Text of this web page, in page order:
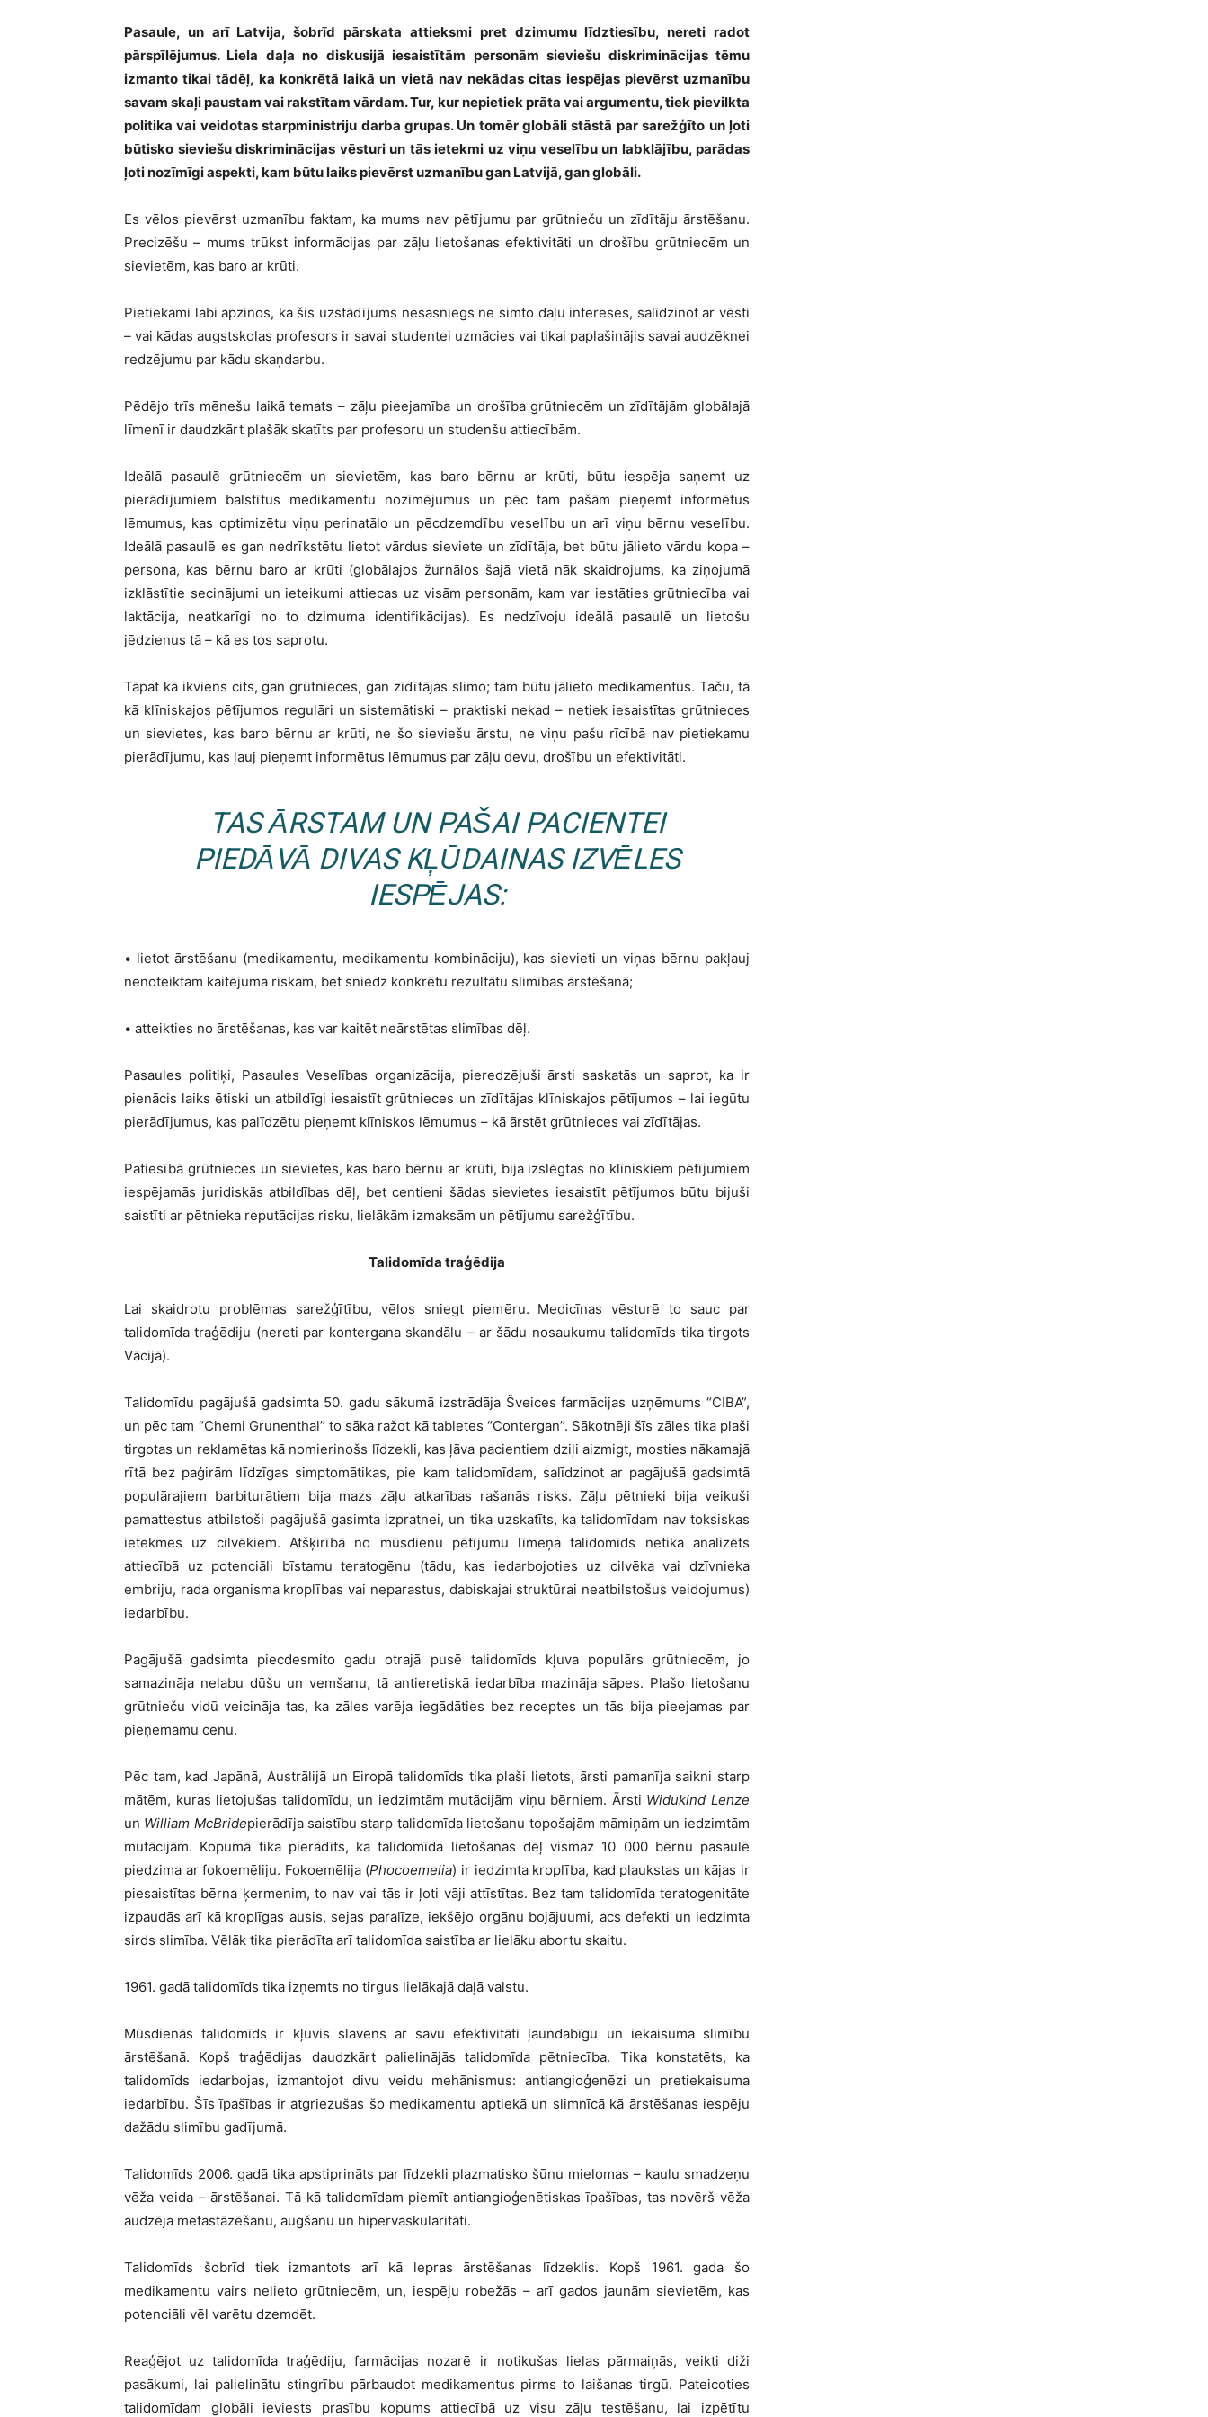
Pasaule, un arī Latvija, šobrīd pārskata attieksmi pret dzimumu līdztiesību, nereti radot
pārspīlējumus. Liela daļa no diskusijā iesaistītām personām sieviešu diskriminācijas tēmu
izmanto tikai tādēļ, ka konkrētā laikā un vietā nav nekādas citas iespējas pievērst uzmanību
savam skaļi paustam vai rakstītam vārdam. Tur, kur nepietiek prāta vai argumentu, tiek pievilkta
politika vai veidotas starpministriju darba grupas. Un tomēr globāli stāstā par sarežģīto unļoti
būtisko sieviešu diskriminācijas vēsturi un tās ietekmi uz viņu veselību un labklājību, parādas
ļoti nozīmīgi aspekti, kam būtu laiks pievērst uzmanību gan Latvijā, gan globāli.
Es vēlos pievērst uzmanību faktam, ka mums nav pētījumu par grūtnieču un zīdītāju ārstēšanu.
Precizēšu – mums trūkst informācijas par zāļu lietošanas efektivitāti un drošību grūtniecēm un
sievietēm, kas baro ar krūti.
Pietiekami labi apzinos, ka šis uzstādījums nesasniegs ne simto daļu intereses, salīdzinot ar vēsti
– vai kādas augstskolas profesors ir savai studentei uzmācies vai tikai paplašinājis savai audzēknei
redzējumu par kādu skaņdarbu.
Pēdējo trīs mēnešu laikātemats– zāļu pieejamība un drošība grūtniecēm un zīdītājām globālajā
līmenī ir daudzkārt plašāk skatīts par profesoru un studenšu attiecībām.
Ideālā pasaulē grūtniecēm un sievietēm, kas baro bērnu ar krūti, būtu iespēja saņemt uz
pierādījumiem balstītus medikamentu nozīmējumus un pēc tam pašām pieņemt informētus
lēmumus, kas optimizētu viņu perinatālo un pēcdzemdību veselību un arī viņu bērnu veselību.
Ideālā pasaulē es gan nedrīkstētu lietot vārdus sieviete un zīdītāja, bet būtu jālieto vārdu kopa –
persona, kas bērnu baro ar krūti (globālajos žurnālos šajā vietā nāk skaidrojums, ka ziņojumā
izklāstītie secinājumi un ieteikumi attiecas uz visām personām, kam var iestāties grūtniecība vai
laktācija, neatkarīgi no to dzimuma identifikācijas). Es nedzīvoju ideālā pasaulē un lietošu
jēdzienus tā – kā es tos saprotu.
Tāpat kā ikviens cits, gan grūtnieces, gan zīdītājas slimo; tām būtu jālieto medikamentus. Taču, tā
kā klīniskajos pētījumos regulāri un sistemātiski – praktiski nekad – netiek iesaistītas grūtnieces
un sievietes, kas baro bērnu ar krūti, ne šo sieviešu ārstu, ne viņu pašu rīcībā nav pietiekamu
pierādījumu, kas ļauj pieņemt informētus lēmumus par zāļu devu, drošību un efektivitāti.
TASĀRSTAM UN PAŠAI PACIENTEI
PIEDĀVĀ DIVAS KĻŪDAINAS IZVĒLES
IESPĒJAS:
• lietot ārstēšanu (medikamentu, medikamentu kombināciju), kas sievieti un viņas bērnu pakļauj
nenoteiktam kaitējuma riskam, bet sniedz konkrētu rezultātu slimības ārstēšanā;
• atteikties no ārstēšanas, kas var kaitēt neārstētas slimības dēļ.
Pasaules politiķi, Pasaules Veselības organizācija, pieredzējuši ārsti saskatās un saprot, ka ir
pienācis laiks ētiski un atbildīgi iesaistīt grūtnieces un zīdītājas klīniskajos pētījumos – lai iegūtu
pierādījumus, kas palīdzētu pieņemt klīniskos lēmumus – kā ārstēt grūtnieces vai zīdītājas.
Patiesībā grūtnieces un sievietes, kas baro bērnu ar krūti, bija izslēgtas no klīniskiem pētījumiem
iespējamās juridiskās atbildības dēļ, bet centieni šādas sievietes iesaistīt pētījumos būtu bijuši
saistīti ar pētnieka reputācijas risku, lielākām izmaksām un pētījumu sarežģītību.
Talidomīda traģēdija
Lai skaidrotu problēmas sarežģītību, vēlos sniegt piemēru. Medicīnas vēsturēto sauc par
talidomīda traģēdiju (nereti par kontergana skandālu – ar šādu nosaukumu talidomīds tika tirgots
Vācijā).
Talidomīdu pagājušā gadsimta 50. gadu sākumā izstrādāja Šveices farmācijas uzņēmums “CIBA”,
un pēc tam “Chemi Grunenthal” to sāka ražot kā tabletes “Contergan”. Sākotnēji šīs zāles tika plaši
tirgotas un reklamētas kā nomierinošs līdzekli, kas ļāva pacientiem dziļi aizmigt, mosties nākamajā
rītā bez paģirām līdzīgas simptomātikas, pie kam talidomīdam, salīdzinot ar pagājušā gadsimtā
populārajiem barbiturātiem bija mazs zāļu atkarības rašanās risks. Zāļu pētnieki bija veikuši
pamattestus atbilstoši pagājušā gasimta izpratnei, un tika uzskatīts, ka talidomīdam nav toksiskas
ietekmes uz cilvēkiem. Atšķirībā no mūsdienu pētījumu līmeņa talidomīds netika analizēts
attiecībā uz potenciāli bīstamu teratogēnu (tādu, kas iedarbojoties uz cilvēka vai dzīvnieka
embriju, rada organisma kroplības vai neparastus, dabiskajai struktūrai neatbilstošus veidojumus)
iedarbību.
Pagājušāgadsimta piecdesmito gadu otrajā pusē talidomīds kļuva populārs grūtniecēm, jo
samazināja nelabu dūšu un vemšanu, tā antieretiskā iedarbība mazināja sāpes. Plašo lietošanu
grūtnieču vidūveicināja tas, ka zāles varēja iegādāties bez receptes un tās bija pieejamas par
pieņemamu cenu.
Pēc tam, kad Japānā, Austrālijā un Eiropātalidomīds tika plaši lietots, ārsti pamanīja saikni starp
mātēm, kuras lietojušas talidomīdu, un iedzimtām mutācijām viņu bērniem. Ārsti Widukind Lenze
un William McBridepierādīja saistību starp talidomīda lietošanu topošajām māmiņām un iedzimtām
mutācijām. Kopumā tika pierādīts, ka talidomīda lietošanas dēļ vismaz 10 000 bērnu pasaulē
piedzima ar fokoemēliju. Fokoemēlija (Phocoemelia) ir iedzimta kroplība, kad plaukstas un kājas ir
piesaistītas bērna ķermenim, to nav vai tās ir ļoti vāji attīstītas. Bez tam talidomīda teratogenitāte
izpaudās arī kā kroplīgas ausis, sejas paralīze, iekšējo orgānu bojājuumi, acs defekti un iedzimta
sirds slimība. Vēlāk tika pierādīta arītalidomīda saistība ar lielāku abortu skaitu.
1961. gadā talidomīds tika izņemts no tirgus lielākajā daļā valstu.
Mūsdienās talidomīds ir kļuvis slavens ar savu efektivitāti ļaundabīgu un iekaisuma slimību
ārstēšanā. Kopš traģēdijas daudzkārt palielinājās talidomīda pētniecība. Tika konstatēts, ka
talidomīds iedarbojas, izmantojot divu veidu mehānismus: antiangioģenēzi un pretiekaisuma
iedarbību. Šīs īpašības ir atgriezušas šo medikamentu aptiekā un slimnīcā kā ārstēšanas iespēju
dažādu slimību gadījumā.
Talidomīds 2006. gadā tika apstiprināts par līdzekli plazmatisko šūnu mielomas – kaulu smadzeņu
vēža veida – ārstēšanai. Tā kā talidomīdam piemīt antiangioģenētiskasīpašības, tas novērš vēža
audzēja metastāzēšanu, augšanu un hipervaskularitāti.
Talidomīds šobrīd tiek izmantots arī kā leprasārstēšanas līdzeklis. Kopš 1961. gada šo
medikamentu vairs nelieto grūtniecēm, un, iespēju robežās – arī gados jaunām sievietēm, kas
potenciāli vēl varētu dzemdēt.
Reaģējot uz talidomīda traģēdiju, farmācijas nozarē ir notikušas lielas pārmaiņās, veikti diži
pasākumi, lai palielinātu stingrību pārbaudot medikamentus pirms to laišanas tirgū. Pateicoties
talidomīdam globāli ieviests prasību kopums attiecībā uz visu zāļu testēšanu, lai izpētītu